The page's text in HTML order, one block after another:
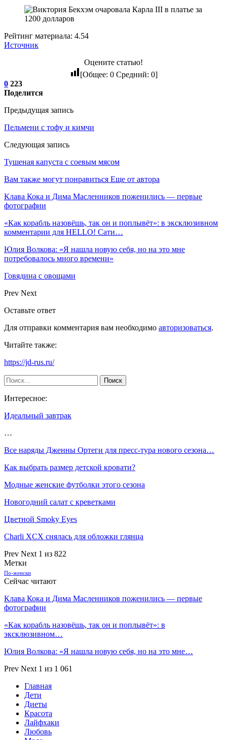
Рейтинг материала: 4.54
Источник
Оцените статью!
[Общее: 0Средний: 0]
0 223
Поделится
Предыдущая запись
Пельмени с тофу и кимчи
Следующая запись
Тушеная капуста с соевым мясом
Вам также могут понравиться Еще от автора
Клава Кока и Дима Масленников поженились — первые
фотографии
«Как корабль назовёшь, так он и поплывёт»: в эксклюзивном
комментарии для HELLO! Сати…
Юлия Волкова: «Я нашла новую себя, но на это мне
потребовалось много времени»
Говядина с овощами
Prev Next
Оставьте ответ
Для отправки комментария вам необходимо авторизоваться.
Читайте также:
https://jd-rus.ru/
Интересное:
Идеальный завтрак
…
Все наряды Дженны Ортеги для пресс-тура нового сезона…
Как выбрать размер детской кровати?
Модные женские футболки этого сезона
Новогодний салат с креветками
Цветной Smoky Eyes
Charli XCX снялась для обложки глянца
Prev Next 1 из 822
Метки
По-женски
Сейчас читают
Клава Кока и Дима Масленников поженились — первые
фотографии
«Как корабль назовёшь, так он и поплывёт»: в
эксклюзивном…
Юлия Волкова: «Я нашла новую себя, но на это мне…
Prev Next 1 из 1 061
Главная
Дети
Диеты
Красота
Лайфхаки
Любовь